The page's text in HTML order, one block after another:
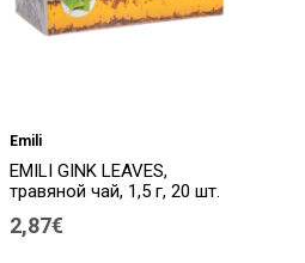
Emili
EMILI GINK LEAVES,
травяной чай, 1,5 г, 20 шт.
2,87€